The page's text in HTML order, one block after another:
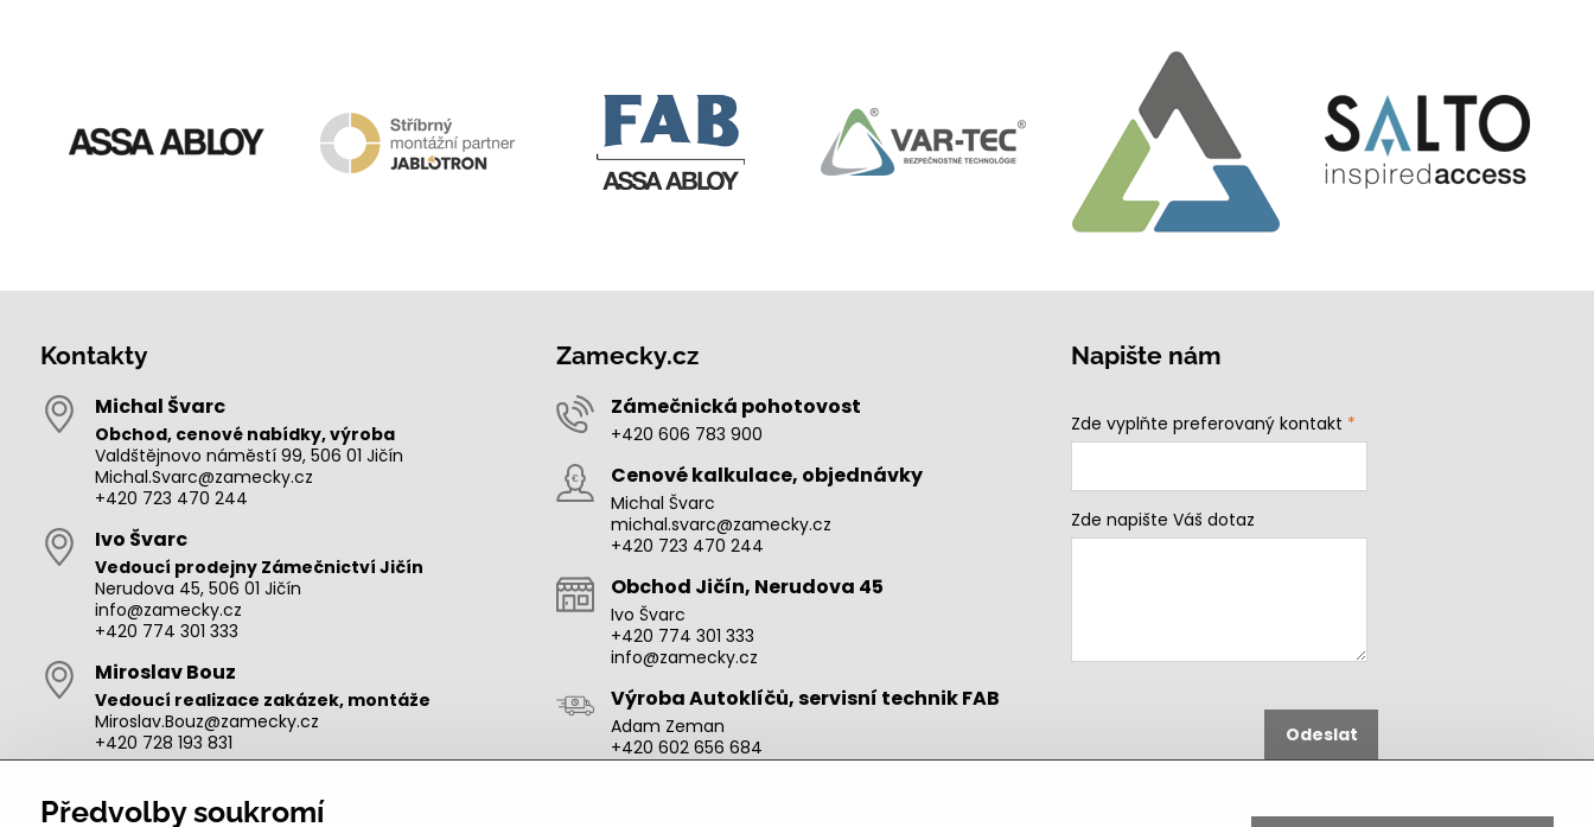
Kontakty
Michal Švarc
Obchod, cenové nabídky, výroba
Valdštějnovo náměstí 99, 506 01 Jičín
Michal.Svarc@zamecky.cz
+420 723 470 244
Ivo Švarc
Vedoucí prodejny Zámečnictví Jičín
Nerudova 45, 506 01 Jičín
info@zamecky.cz
+420 774 301 333
Miroslav Bouz
Vedoucí realizace zakázek, montáže
Miroslav.Bouz@zamecky.cz
+420 728 193 831
Výroba autoklíčů, technik pro oblast Jičín
Zamecky.cz
Zámečnická pohotovost
+420 606 783 900
Cenové kalkulace, objednávky
Michal Švarc
michal.svarc@zamecky.cz
+420 723 470 244
Obchod Jičín, Nerudova 45
Ivo Švarc
+420 774 301 333
info@zamecky.cz
Výroba Autoklíčů, servisní technik FAB
Adam Zeman
+420 602 656 684
Napište nám
Zde vyplňte preferovaný kontakt *
Zde napište Váš dotaz
Odeslat
Předvolby soukromí